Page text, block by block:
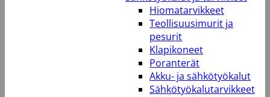
Hiomatarvikkeet
Teollisuusimurit ja
pesurit
Klapikoneet
Poranterät
Akku- ja sähkötyökalut
Sähkötyökalutarvikkeet